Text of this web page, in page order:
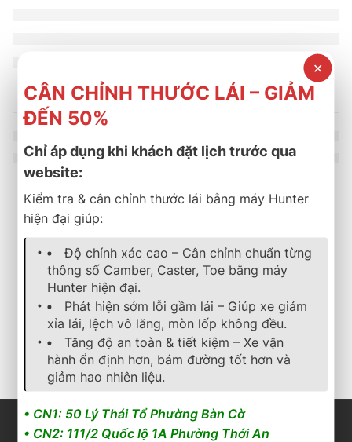
Sản phẩm tương tự
lốp xe, bridgestone ,dualer
Lốp Bridgestone 265/70R16 Dueler 840
3.800.000 ₫
Cần nhận báo giá mới
nhất? Nhấn vào đây để
trao đổi ngay
LỐP XE BRIDGESTONE
3.150.000₫
Cần nhận báo giá mới
nhất? Nhấn vào đây để
trao đổi ngay
✕
CÂN CHỈNH THƯỚC LÁI – GIẢM
ĐẾN 50%
Chỉ áp dụng khi khách đặt lịch trước qua
website:
Kiểm tra & cân chỉnh thước lái bằng máy Hunter
hiện đại giúp:
Độ chính xác cao – Cân chỉnh chuẩn từng
thông số Camber, Caster, Toe bằng máy
Hunter hiện đại.
Phát hiện sớm lỗi gầm lái – Giúp xe giảm
xỉa lái, lệch vô lăng, mòn lốp không đều.
Tăng độ an toàn & tiết kiệm – Xe vận
hành ổn định hơn, bám đường tốt hơn và
giảm hao nhiên liệu.
• CN1: 50 Lý Thái Tổ Phường Bàn Cờ
• CN2: 111/2 Quốc lộ 1A Phường Thới An